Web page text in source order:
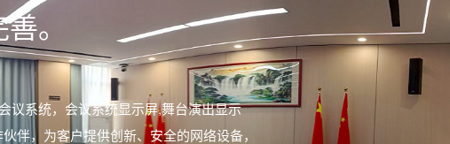
。
议系统，会议系统显示屏,舞台演出显示
伴，为客户提供创新、安全的网络设备，